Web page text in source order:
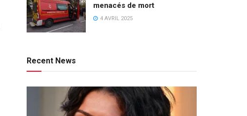
menacés de mort
4 AVRIL 2025
Recent News